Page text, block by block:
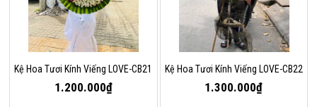
Kệ Hoa Tươi Kính Viếng LOVE-CB21
1.200.000₫
Kệ Hoa Tươi Kính Viếng LOVE-CB22
1.300.000₫